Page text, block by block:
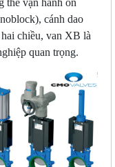
thể vận hành ổn
cánh dao
chiều, van XB là
quan trọng.